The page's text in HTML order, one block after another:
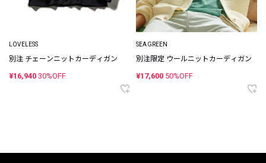
LOVELESS
別注 チェーンニットカーディガン
¥16,940 30%OFF
SEAGREEN
別注限定 ウールニットカーディガン
¥17,600 50%OFF